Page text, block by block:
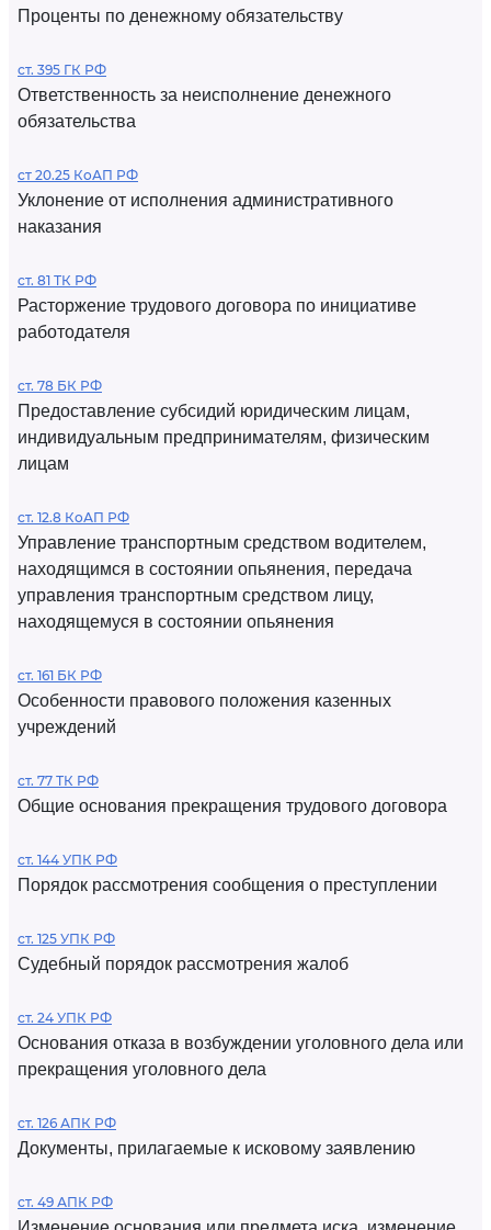
Проценты по денежному обязательству
ст. 395 ГК РФ
Ответственность за неисполнение денежного
обязательства
ст 20.25 КоАП РФ
Уклонение от исполнения административного
наказания
ст. 81 ТК РФ
Расторжение трудового договора по инициативе
работодателя
ст. 78 БК РФ
Предоставление субсидий юридическим лицам,
индивидуальным предпринимателям, физическим
лицам
ст. 12.8 КоАП РФ
Управление транспортным средством водителем,
находящимся в состоянии опьянения, передача
управления транспортным средством лицу,
находящемуся в состоянии опьянения
ст. 161 БК РФ
Особенности правового положения казенных
учреждений
ст. 77 ТК РФ
Общие основания прекращения трудового договора
ст. 144 УПК РФ
Порядок рассмотрения сообщения о преступлении
ст. 125 УПК РФ
Судебный порядок рассмотрения жалоб
ст. 24 УПК РФ
Основания отказа в возбуждении уголовного дела или
прекращения уголовного дела
ст. 126 АПК РФ
Документы, прилагаемые к исковому заявлению
ст. 49 АПК РФ